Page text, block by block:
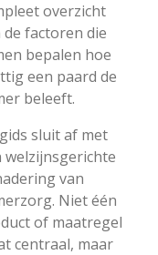
overzicht
de factoren die
bepalen hoe
een paard de
beleeft.
sluit af met
welzijnsgerichte
van
Niet één
of maatregel
centraal, maar